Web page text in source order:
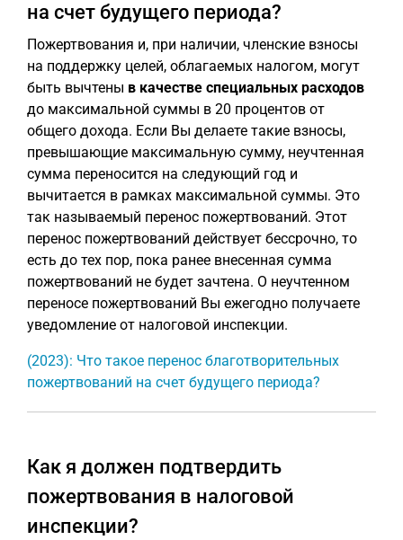
на счет будущего периода?
Пожертвования и, при наличии, членские взносы
на поддержку целей, облагаемых налогом, могут
быть вычтены в качестве специальных расходов
до максимальной суммы в 20 процентов от
общего дохода. Если Вы делаете такие взносы,
превышающие максимальную сумму, неучтенная
сумма переносится на следующий год и
вычитается в рамках максимальной суммы. Это
так называемый перенос пожертвований. Этот
перенос пожертвований действует бессрочно, то
есть до тех пор, пока ранее внесенная сумма
пожертвований не будет зачтена. О неучтенном
переносе пожертвований Вы ежегодно получаете
уведомление от налоговой инспекции.
(2023): Что такое перенос благотворительных
пожертвований на счет будущего периода?
Как я должен подтвердить
пожертвования в налоговой
инспекции?